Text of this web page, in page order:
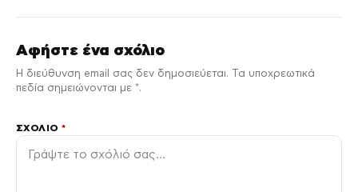
Αφήστε ένα σχόλιο
Η διεύθυνση email σας δεν δημοσιεύεται. Τα υποχρεωτικά
πεδία σημειώνονται με *.
ΣΧΌΛΙΟ*